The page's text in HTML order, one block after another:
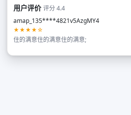
用户评价评分 4.4
amap_135****4821v5AzgMY4
★★★★☆
住的满意住的满意住的满意;